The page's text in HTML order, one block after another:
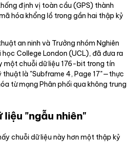
định vị toàn cầu (GPS) thành
hóa khổng lồ trong gần hai thập kỷ
an ninh và Trưởng nhóm Nghiên
College London (UCL), đã đưa ra
chuỗi dữ liệu 176-bit trong tín
thuật là "Subframe 4, Page 17"—thực
từ mạng Phân phối qua không trung
"ngẫu nhiên"
chuỗi dữ liệu này hơn một thập kỷ